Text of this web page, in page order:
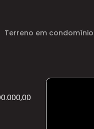
Terreno em condomínio